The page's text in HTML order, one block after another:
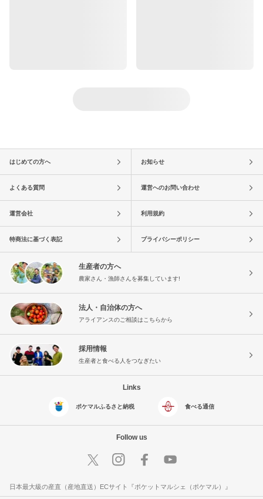
はじめての方へ お知らせ
よくある質問 運営へのお問い合わせ
運営会社 利用規約
特商法に基づく表記 プライバシーポリシー
生産者の方へ
農家さん・漁師さんを募集しています!
法人・自治体の方へ
アライアンスのご相談はこちらから
採用情報
生産者と食べる人をつなぎたい
Links
ポケマルふるさと納税 食べる通信
Follow us
日本最大級の産直（産地直送）ECサイト『ポケットマルシェ（ポケマル）』